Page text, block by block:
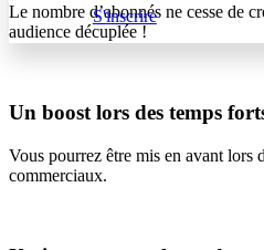
S'inscrire
Le nombre d’abonnés ne cesse de
audience décuplée !
Un boost lors des temps
Vous pourrez être mis en avant lors
commerciaux.